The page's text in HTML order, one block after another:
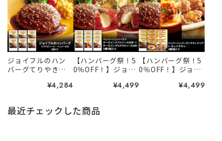
ジョイフルのハン
バーグてりやき
¥4,284
【ハンバーグ祭！5
0％OFF！】ジョイ
グ3種セット 9個
¥4,499
【ハンバーグ祭！5
0％OFF！】ジョイ
ト ３種９個入り
¥4,499
最近チェックした商品